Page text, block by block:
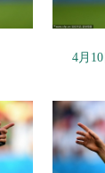
4月